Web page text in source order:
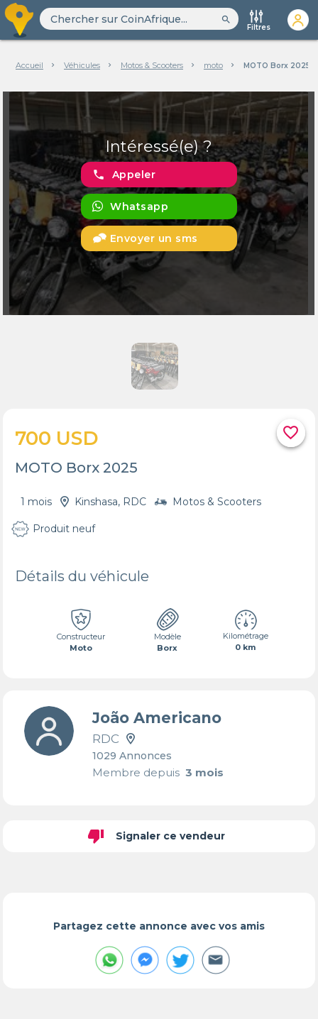
search
Filtres
Accueil Véhicules Motos & Scooters moto MOTO Borx 2025
Intéressé(e) ?
phone Appeler
Whatsapp
Envoyer un sms
favorite_border
700 USD
MOTO Borx 2025
1 mois Kinshasa, RDC Motos & Scooters
Produit neuf
Détails du véhicule
Constructeur
Moto
Modèle
Borx
Kilométrage
0 km
João Americano
RDC
1029 Annonces
Membre depuis3 mois
thumb_down Signaler ce vendeur
Partagez cette annonce avec vos amis